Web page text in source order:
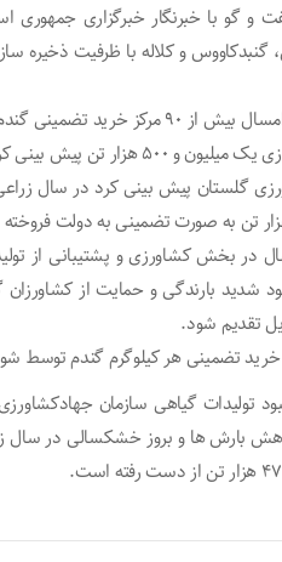
گو با خبرنگار خبرگزاری جمهوری
به گفته وی این اداره کل امسال
طول برداشت اقدام به خرید محصول می کند.
در بخش کشاورزی و پشتیبانی از
تقدیم شود.
تضمینی هر کیلوگرم گندم توسط